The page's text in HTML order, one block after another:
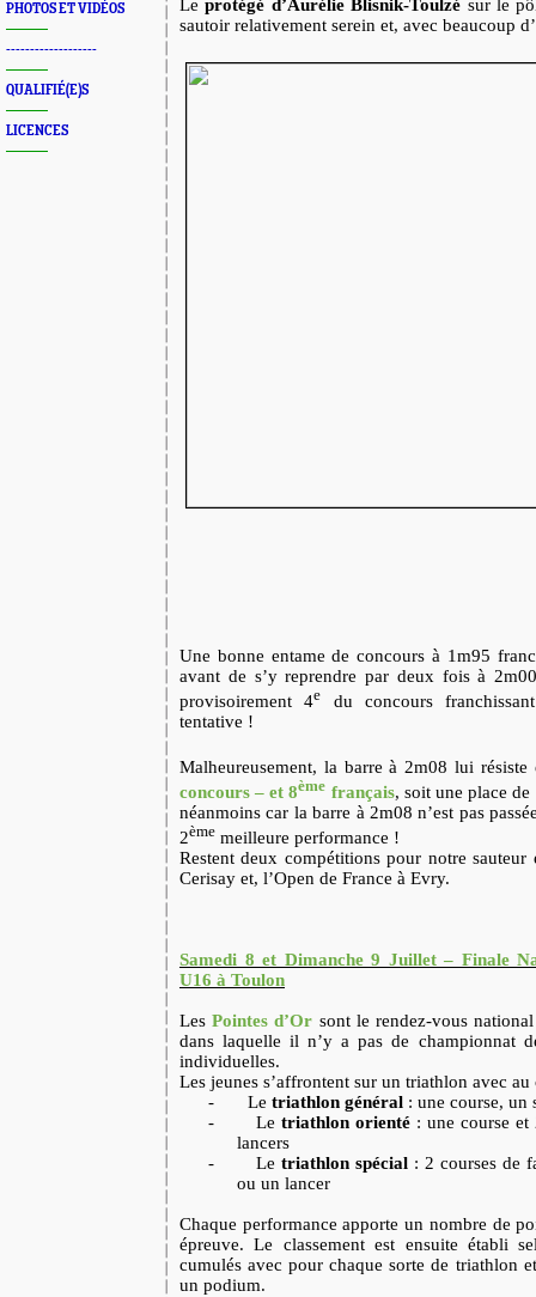
PHOTOS ET VIDÉOS
-------------------
QUALIFIÉ(E)S
LICENCES
Leprotégé d’Aurélie Blisnik-Toulzé sur le
sautoir relativement serein et, avec beaucoup
Une bonne entame de concours à 1m95
avant de s’y reprendre par deux fois à
provisoirement 4e du concours
tentative !
Malheureusement, la barre à 2m08 lui
concours – et 8ème français, soit une place
néanmoins car la barre à 2m08 n’est pas
2ème meilleure performance !
Restent deux compétitions pour notre
Cerisay et, l’Open de France à Evry.
Samedi 8 et Dimanche 9 Juillet – Finale
U16 à Toulon
LesPointes d’Or sont le rendez-vous
dans laquelle il n’y a pas de championnat
individuelles.
Les jeunes s’affrontent sur un triathlon avec
-
Le triathlon général : une course, un
-
Le triathlon orienté : une course et
lancers
-
Le triathlon spécial : 2 courses de
ou un lancer
Chaque performance apporte un nombre de
épreuve. Le classement est ensuite établi
cumulés avec pour chaque sorte de triathlon
un podium.